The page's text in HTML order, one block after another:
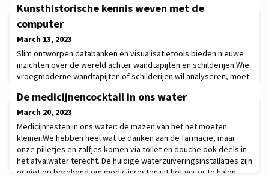
Kunsthistorische kennis weven met de
computer
March 13, 2023
Slim ontworpen databanken en visualisatietools bieden nieuwe
inzichten over de wereld achter wandtapijten en schilderijen.Wie
vroegmoderne wandtapijten of schilderijen wil analyseren, moet
geproduceerd werden. Dat was het vertrekpunt van Project
Cornelia, dat de brug slaat tussen kunstgeschiedenis en
computerwetenschappen. Slim ontworpen
De medicijnencocktail in ons water
March 20, 2023
Medicijnresten in ons water: de mazen van het net moeten
kleiner.We hebben heel wat te danken aan de farmacie, maar
onze pilletjes en zalfjes komen via toilet en douche ook deels in
het afvalwater terecht. De huidige waterzuiveringsinstallaties zijn
er niet op berekend om medicijnresten uit het water te halen.